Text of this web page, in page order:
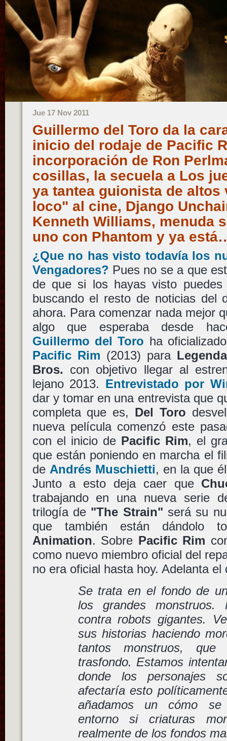
Jue 17 Nov 2011
Guillermo del Toro da la
inicio del rodaje de Pacific
incorporación de Ron
cosillas, la secuela a Los
ya tantea guionista de altos
loco" al cine, Django
Kenneth Williams, menuda
uno con Phantom y ya
¿Que no has visto todavía los
Vengadores? Pues no se a que
de que si los hayas visto
buscando el resto de noticias del
ahora. Para comenzar nada mejor
algo que esperaba desde
Guillermo del Toro ha
Pacific Rim (2013) para
Bros. con objetivo llegar al
lejano 2013. Entrevistado por
dar y tomar en una entrevista que
completa que es, Del Toro
nueva película comenzó este
con el inicio de Pacific Rim, el
que están poniendo en marcha el
de Andrés Muschietti, en la que
Junto a esto deja caer que
trabajando en una nueva serie
trilogía de "The Strain" será su
que también están dándolo
Animation. Sobre Pacific Rim
como nuevo miembro oficial del
no era oficial hasta hoy. Adelanta
Se trata en el fondo de
los grandes monstruos.
contra robots gigantes.
sus historias haciendo
tantos monstruos,
trasfondo. Estamos
donde los personajes
afectaría esto
añadamos un cómo
entorno si criaturas
realmente de los fondos